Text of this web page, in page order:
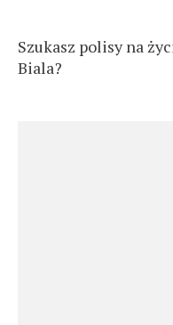
Szukasz polisy na
Biala?